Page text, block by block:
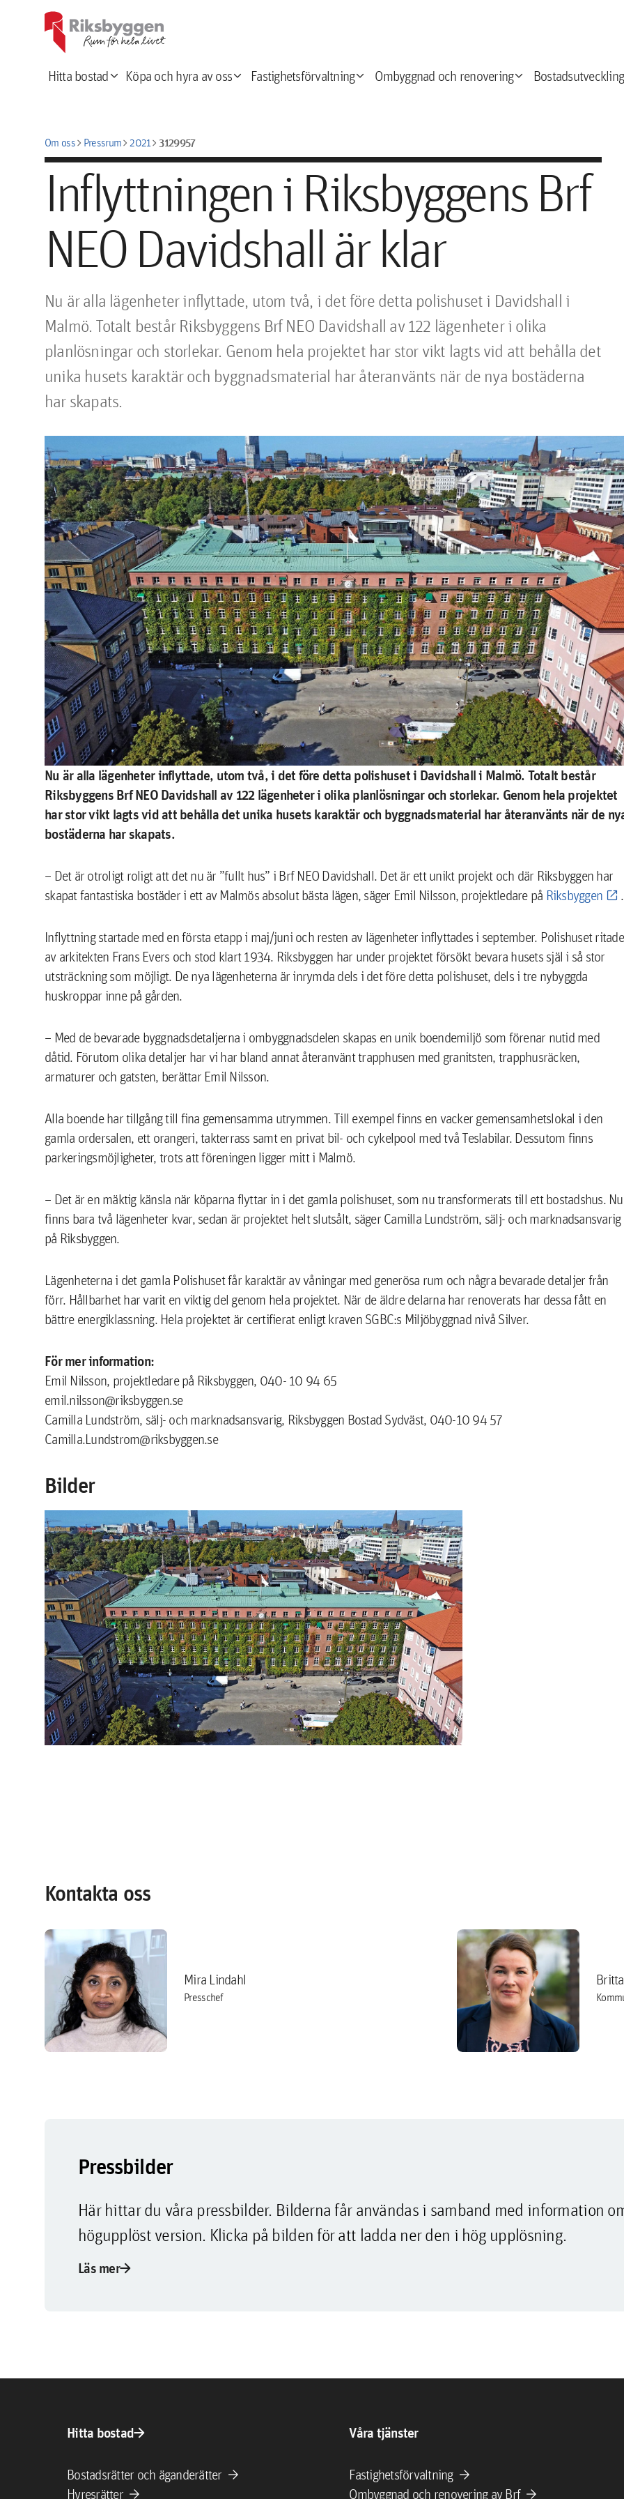
Hitta bostadexpand_more Köpa och hyra av ossexpand_more Fastighetsförvaltningexpand_more Ombyggnad och renoveringexpand_more Bostadsutveckling
Om osschevron_rightPressrumchevron_right2021chevron_right3129957
Inflyttningen i Riksbyggens Brf
NEO Davidshall är klar
Nu är alla lägenheter inflyttade, utom två, i det före detta polishuset i Davidshall i
Malmö. Totalt består Riksbyggens Brf NEO Davidshall av 122 lägenheter i olika
planlösningar och storlekar. Genom hela projektet har stor vikt lagts vid att behålla det
unika husets karaktär och byggnadsmaterial har återanvänts när de nya bostäderna
har skapats.
Nu är alla lägenheter inflyttade, utom två, i det före detta polishuset i Davidshall i Malmö. Totalt består
Riksbyggens Brf NEO Davidshall av 122 lägenheter i olika planlösningar och storlekar. Genom hela projektet
har stor vikt lagts vid att behålla det unika husets karaktär och byggnadsmaterial har återanvänts när de
bostäderna har skapats.
– Det är otroligt roligt att det nu är ”fullt hus” i Brf NEO Davidshall. Det är ett unikt projekt och där Riksbyggen har
skapat fantastiska bostäder i ett av Malmös absolut bästa lägen, säger Emil Nilsson, projektledare på Riksbyggen .
Inflyttning startade med en första etapp i maj/juni och resten av lägenheter inflyttades i september. Polishuset
av arkitekten Frans Evers och stod klart 1934. Riksbyggen har under projektet försökt bevara husets själ i så stor
utsträckning som möjligt. De nya lägenheterna är inrymda dels i det före detta polishuset, dels i tre nybyggda
huskroppar inne på gården.
– Med de bevarade byggnadsdetaljerna i ombyggnadsdelen skapas en unik boendemiljö som förenar nutid med
dåtid. Förutom olika detaljer har vi har bland annat återanvänt trapphusen med granitsten, trapphusräcken,
armaturer och gatsten, berättar Emil Nilsson.
Alla boende har tillgång till fina gemensamma utrymmen. Till exempel finns en vacker gemensamhetslokal i den
gamla ordersalen, ett orangeri, takterrass samt en privat bil- och cykelpool med två Teslabilar. Dessutom finns
parkeringsmöjligheter, trots att föreningen ligger mitt i Malmö.
– Det är en mäktig känsla när köparna flyttar in i det gamla polishuset, som nu transformerats till ett bostadshus. Nu
finns bara två lägenheter kvar, sedan är projektet helt slutsålt, säger Camilla Lundström, sälj- och marknadsansvarig
på Riksbyggen.
Lägenheterna i det gamla Polishuset får karaktär av våningar med generösa rum och några bevarade detaljer från
förr. Hållbarhet har varit en viktig del genom hela projektet. När de äldre delarna har renoverats har dessa fått en
bättre energiklassning. Hela projektet är certifierat enligt kraven SGBC:s Miljöbyggnad nivå Silver.
För mer information:
Emil Nilsson, projektledare på Riksbyggen, 040- 10 94 65
emil.nilsson@riksbyggen.se
Camilla Lundström, sälj- och marknadsansvarig, Riksbyggen Bostad Sydväst, 040-10 94 57
Camilla.Lundstrom@riksbyggen.se
Bilder
Kontakta oss
Mira Lindahl
Presschef
Pressbilder
Här hittar du våra pressbilder. Bilderna får användas i samband med information
högupplöst version. Klicka på bilden för att ladda ner den i hög upplösning.
Läs merarrow_forward
Hitta bostadarrow_forward
Bostadsrätter och äganderätter arrow_forward
Hyresrätter arrow_forward
Våra tjänster
Fastighetsförvaltning arrow_forward
Ombyggnad och renovering av Brf arrow_forward